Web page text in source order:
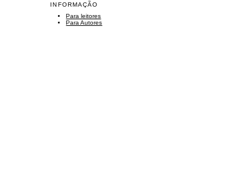
INFORMAÇÃO
Para leitores
Para Autores